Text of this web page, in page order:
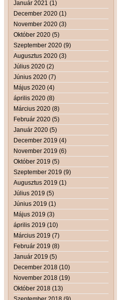
Január 2021 (1)
December 2020 (1)
November 2020 (3)
Október 2020 (5)
Szeptember 2020 (9)
Augusztus 2020 (3)
Július 2020 (2)
Június 2020 (7)
Május 2020 (4)
április 2020 (8)
Március 2020 (8)
Február 2020 (5)
Január 2020 (5)
December 2019 (4)
November 2019 (6)
Október 2019 (5)
Szeptember 2019 (9)
Augusztus 2019 (1)
Július 2019 (5)
Június 2019 (1)
Május 2019 (3)
április 2019 (10)
Március 2019 (7)
Február 2019 (8)
Január 2019 (5)
December 2018 (10)
November 2018 (19)
Október 2018 (13)